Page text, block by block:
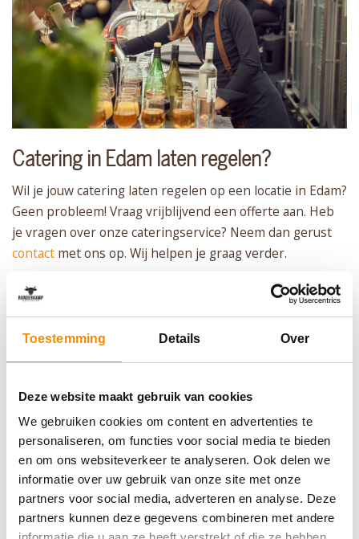
Toestemming Details Over
Deze website maakt gebruik van cookies
We gebruiken cookies om content en advertenties te
personaliseren, om functies voor social media te bieden
en om ons websiteverkeer te analyseren. Ook delen we
informatie over uw gebruik van onze site met onze
partners voor social media, adverteren en analyse. Deze
partners kunnen deze gegevens combineren met andere
Catering in Edam laten regelen?
Wil je jouw catering laten regelen op een locatie in Edam?
Geen probleem! Vraag vrijblijvend een offerte aan. Heb
je vragen over onze cateringservice? Neem dan gerust
contact met ons op. Wij helpen je graag verder.
Het is prettig samenwerken met de
Vakmensen van Runderkamp! Flexibel en
van het mes.
Een aanrader voor ieder evenement!
Wij zijn zeer tevreden over Runderkamp. De